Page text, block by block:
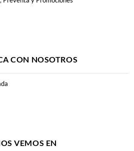
CON NOSOTROS
VEMOS EN